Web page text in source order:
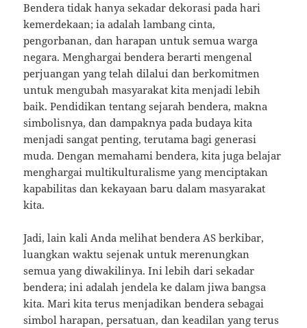
Bendera tidak hanya sekadar dekorasi pada hari
kemerdekaan; ia adalah lambang cinta,
pengorbanan, dan harapan untuk semua warga
negara. Menghargai bendera berarti mengenal
perjuangan yang telah dilalui dan berkomitmen
untuk mengubah masyarakat kita menjadi lebih
baik. Pendidikan tentang sejarah bendera, makna
simbolisnya, dan dampaknya pada budaya kita
menjadi sangat penting, terutama bagi generasi
muda. Dengan memahami bendera, kita juga belajar
menghargai multikulturalisme yang menciptakan
kapabilitas dan kekayaan baru dalam masyarakat
kita.
Jadi, lain kali Anda melihat bendera AS berkibar,
luangkan waktu sejenak untuk merenungkan
semua yang diwakilinya. Ini lebih dari sekadar
bendera; ini adalah jendela ke dalam jiwa bangsa
kita. Mari kita terus menjadikan bendera sebagai
simbol harapan, persatuan, dan keadilan yang terus